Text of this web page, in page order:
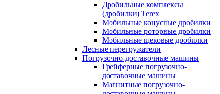
Дробильные комплексы
(дробилки) Terex
Мобильные конусные дробилки
Мобильные роторные дробилки
Мобильные щековые дробилки
Лесные перегружатели
Погрузочно-доставочные машины
Грейферные погрузочно-
доставочные машины
Магнитные погрузочно-